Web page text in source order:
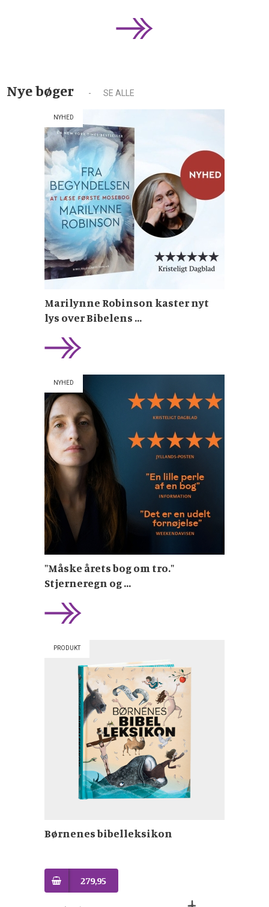
Nye bøger SE ALLE
NYHED
Marilynne Robinson kaster nyt
lys over Bibelens ...
NYHED
"Måske årets bog om tro."
Stjerneregn og ...
PRODUKT
Børnenes bibelleksikon
279,95